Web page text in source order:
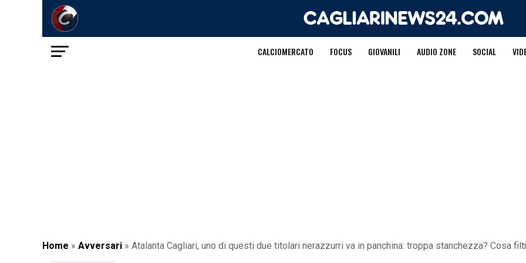
CALCIOMERCATO FOCUS GIOVANILI AUDIO ZONE SOCIAL
Home » Avversari » Atalanta Cagliari, uno di questi due titolari nerazzurri va in panchina: troppa stanchezza? Cosa